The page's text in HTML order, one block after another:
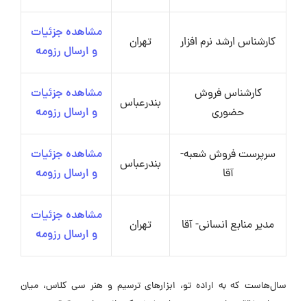
کارشناس ارشد نرم افزار تهران
مشاهده جزئیات
و ارسال رزومه
کارشناس فروش
حضوری
بندرعباس
مشاهده جزئیات
و ارسال رزومه
سرپرست فروش شعبه-
آقا
بندرعباس
مشاهده جزئیات
و ارسال رزومه
مدیر منابع انسانی- آقا تهران
مشاهده جزئیات
و ارسال رزومه
سال‌هاست که به اراده تو، ابزارهای ترسیم و هنر سی کلاس، میان